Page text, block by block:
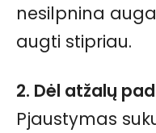
nesilpnina
augti stipriau.
2. Dėl atžalų
Pjaustymas